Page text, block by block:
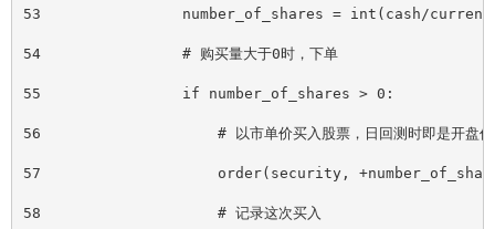
53                number_of_shares = int(cash/
54                # 购买量大于0时，下单
55                if number_of_shares > 0:
56                    # 以市单价买入股票，日回测时即是开盘价
57                    order(security,
58                    # 记录这次买入